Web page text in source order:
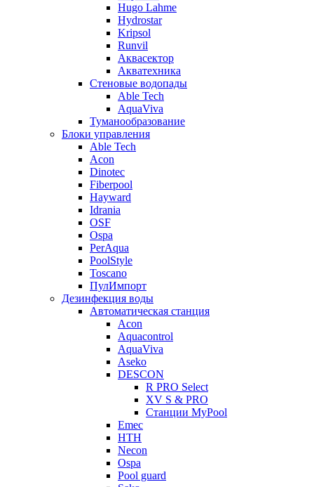
Hugo Lahme
Hydrostar
Kripsol
Runvil
Аквасектор
Акватехника
Стеновые водопады
Able Tech
AquaViva
Туманообразование
Блоки управления
Able Tech
Acon
Dinotec
Fiberpool
Hayward
Idrania
OSF
Ospa
PerAqua
PoolStyle
Toscano
ПулИмпорт
Дезинфекция воды
Автоматическая станция
Acon
Aquacontrol
AquaViva
Aseko
DESCON
R PRO Select
XV S & PRO
Станции MyPool
Emec
HTH
Necon
Ospa
Pool guard